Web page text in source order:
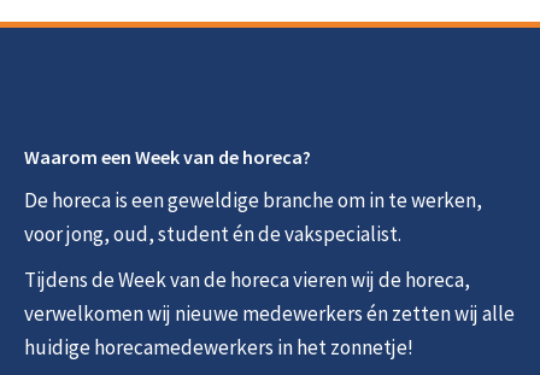
Waarom een Week van de horeca?
De horeca is een geweldige branche om in te werken,
voor jong, oud, student én de vakspecialist.
Tijdens de Week van de horeca vieren wij de horeca,
verwelkomen wij nieuwe medewerkers én zetten wij alle
huidige horecamedewerkers in het zonnetje!